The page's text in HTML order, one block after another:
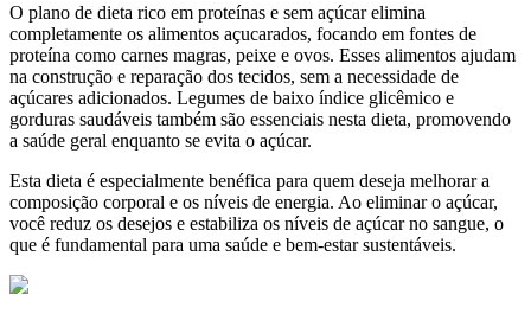
O plano de dieta rico em proteínas e sem açúcar elimina
completamente os alimentos açucarados, focando em fontes de
proteína como carnes magras, peixe e ovos. Esses alimentos ajudam
na construção e reparação dos tecidos, sem a necessidade de
açúcares adicionados. Legumes de baixo índice glicêmico e
gorduras saudáveis também são essenciais nesta dieta, promovendo
a saúde geral enquanto se evita o açúcar.
Esta dieta é especialmente benéfica para quem deseja melhorar a
composição corporal e os níveis de energia. Ao eliminar o açúcar,
você reduz os desejos e estabiliza os níveis de açúcar no sangue, o
que é fundamental para uma saúde e bem-estar sustentáveis.